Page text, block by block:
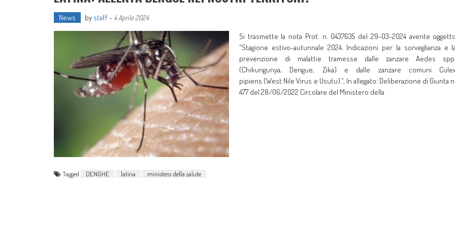
News by staff- 4 Aprile 2024
Si trasmette la nota Prot. n. 0437635 del 29-03-2024 avente
"Stagione estivo-autunnale 2024. Indicazioni per la sorveglianza e
prevenzione di malattie tramesse dalle zanzare Aedes
(Chikungunya, Dengue, Zika) e dalle zanzare comuni
pipiens (West Nile Virus e Usutu).", In allegato: Deliberazione di Giunta
477 del 28/06/2022 Circolare del Ministero della
Tagged DENGHE latina ministero della salute